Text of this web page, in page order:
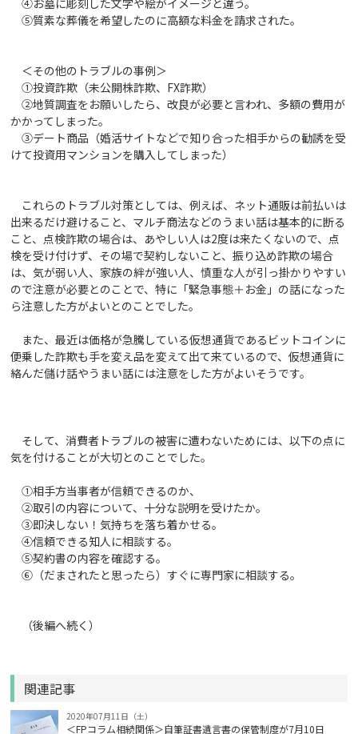
④お墓に彫刻した文字や絵がイメージと違う。
⑤質素な葬儀を希望したのに高額な料金を請求された。
＜その他のトラブルの事例＞
①投資詐欺（未公開株詐欺、FX詐欺）
②地質調査をお願いしたら、改良が必要と言われ、多額の費用が
かかってしまった。
③デート商品（婚活サイトなどで知り合った相手からの勧誘を受
けて投資用マンションを購入してしまった）
これらのトラブル対策としては、例えば、ネット通販は前払いは
出来るだけ避けること、マルチ商法などのうまい話は基本的に断る
こと、点検詐欺の場合は、あやしい人は2度は来たくないので、点
検を受け付けず、その場で契約しないこと、振り込め詐欺の場合
は、気が弱い人、家族の絆が強い人、慎重な人が引っ掛かりやすい
ので注意が必要とのことで、特に「緊急事態＋お金」の話になった
ら注意した方がよいとのことでした。
また、最近は価格が急騰している仮想通貨であるビットコインに
便乗した詐欺も手を変え品を変えて出て来ているので、仮想通貨に
絡んだ儲け話やうまい話には注意をした方がよいそうです。
そして、消費者トラブルの被害に遭わないためには、以下の点に
気を付けることが大切とのことでした。
①相手方当事者が信頼できるのか、
②取引の内容について、十分な説明を受けたか。
③即決しない！気持ちを落ち着かせる。
④信頼できる知人に相談する。
⑤契約書の内容を確認する。
⑥（だまされたと思ったら）すぐに専門家に相談する。
（後編へ続く）
関連記事
2020年07月11日（土）
＜FPコラム相続関係＞自筆証書遺言書の保管制度が7月10日